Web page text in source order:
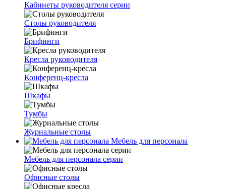
Кабинеты руководителя серии
Столы руководителя
Брифинги
Кресла руководителя
Конференц-кресла
Шкафы
Тумбы
Журнальные столы
Мебель для персонала
Мебель для персонала серии
Офисные столы